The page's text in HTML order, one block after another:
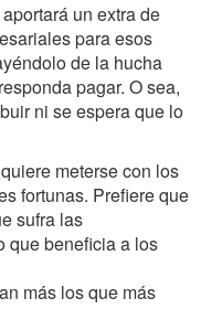
un extra de
para esos
de la hucha
pagar. O sea,
ni se espera que lo
meterse con los
fortunas. Prefiere que
sufra las
que beneficia a los
más los que más